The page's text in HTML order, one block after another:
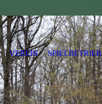
VEREIN SPIELBETRIEB